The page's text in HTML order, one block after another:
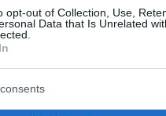
opt-out of Collection, Use,
Data that Is Unrelated
τις δικαστικές
περιοχές